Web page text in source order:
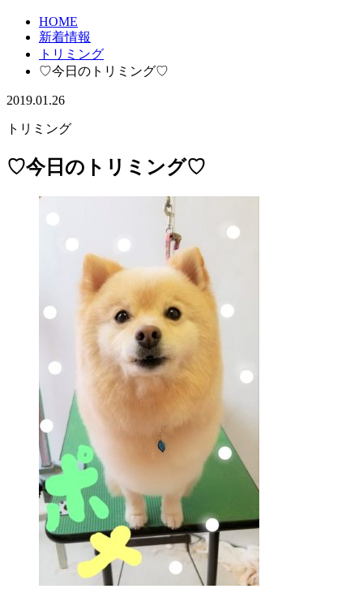
HOME
新着情報
トリミング
♡今日のトリミング♡
2019.01.26
トリミング
♡今日のトリミング♡